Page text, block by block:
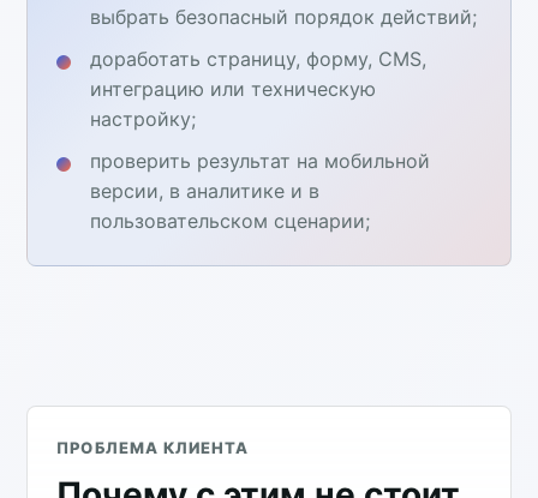
выбрать безопасный порядок действий;
доработать страницу, форму, CMS,
интеграцию или техническую
настройку;
проверить результат на мобильной
версии, в аналитике и в
пользовательском сценарии;
ПРОБЛЕМА КЛИЕНТА